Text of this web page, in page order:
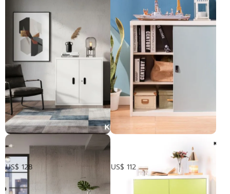
ទូទ្វារ2
US$ 128 US$ 112